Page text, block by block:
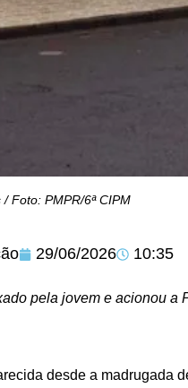
Foto: PMPR/6ª CIPM
29/06/2026 10:35
pela jovem e acionou a
desde a madrugada